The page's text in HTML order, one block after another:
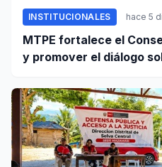
INSTITUCIONALES hace 5
MTPE fortalece el
y promover el diálogo